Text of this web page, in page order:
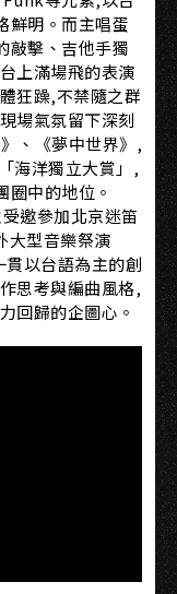
鮮明。而主唱蛋
敲擊、吉他手獨
上滿場飛的表演
狂躁,不禁隨之群
場氣氛留下深刻
、《夢中世界》,
海洋獨立大賞」,
中的地位。
邀參加北京迷笛
大型音樂祭演
以台語為主的創
思考與編曲風格,
回歸的企圖心。